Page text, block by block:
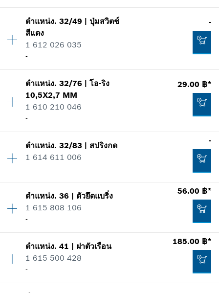
15.00 ฿*
รายการการใช้
แสดงในรูป
97.00 ฿*
*ราคาทั้งหมดไม่รวมภาษีมูลค่าเพิ่ม
ราคากลุ่ม:11
ข้อมูลชิ้นส่วนอะไหล่
ราคาทั้งหมดไม่รวมภาษีมูลค่าเพิ่ม
ตำแหน่ง.32/49 |ปุ่มสวิตช์
สีแดง
1 612 026 035
-
-
ปริมาณ 1
ราคากลุ่ม :-
ข้อมูลชิ้นส่วนอะไหล่
แสดงในรูป
-
เพิ่มในตะกร้าสินค้า
ตำแหน่ง.32/76 |โอ-ริง
10,5X2,7 MM
1 610 210 046
-
29.00 ฿*
ปริมาณ 1
ราคากลุ่ม: 12
รายการการใช้
แสดงในรูป
29.00 ฿*
ตำแหน่ง.32/83 | สปริงกด
1 614 611 006
-
-
ปริมาณ 1
ราคากลุ่ม: -
รายการการใช้
แสดงในรูป
ตำแหน่ง.36 | ตัวยึดแบริ่ง
1 615 808 106
-
56.00 ฿*
ปริมาณ 1
ราคากลุ่ม: 11
รายการการใช้
ตำแหน่ง.41 | ฝาตัวเรือน
1 615 500 428
-
185.00 ฿*